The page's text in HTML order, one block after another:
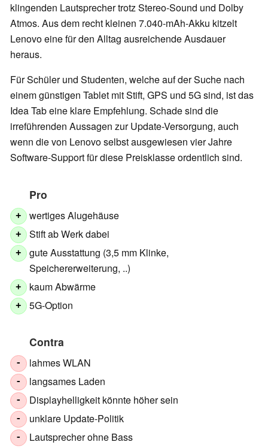
klingenden Lautsprecher trotz Stereo-Sound und Dolby
Atmos. Aus dem recht kleinen 7.040-mAh-Akku kitzelt
Lenovo eine für den Alltag ausreichende Ausdauer
heraus.
Für Schüler und Studenten, welche auf der Suche nach
einem günstigen Tablet mit Stift, GPS und 5G sind, ist das
Idea Tab eine klare Empfehlung. Schade sind die
irreführenden Aussagen zur Update-Versorgung, auch
wenn die von Lenovo selbst ausgewiesen vier Jahre
Software-Support für diese Preisklasse ordentlich sind.
Pro
+ wertiges Alugehäuse
+ Stift ab Werk dabei
+
gute Ausstattung (3,5 mm Klinke,
Speichererweiterung, ..)
+ kaum Abwärme
+ 5G-Option
Contra
- lahmes WLAN
- langsames Laden
- Displayhelligkeit könnte höher sein
- unklare Update-Politik
- Lautsprecher ohne Bass